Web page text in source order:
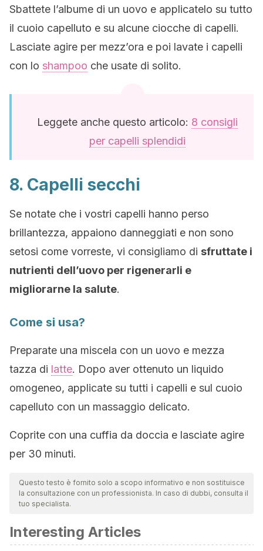
Sbattete l’albume di un uovo e applicatelo su tutto
il cuoio capelluto e su alcune ciocche di capelli.
Lasciate agire per mezz’ora e poi lavate i capelli
con lo shampoo che usate di solito.
Leggete anche questo articolo: 8 consigli
per capelli splendidi
8. Capelli secchi
Se notate che i vostri capelli hanno perso
brillantezza, appaiono danneggiati e non sono
setosi come vorreste, vi consigliamo di sfruttate i
nutrienti dell’uovo per rigenerarli e
migliorarne la salute.
Come si usa?
Preparate una miscela con un uovo e mezza
tazza di latte. Dopo aver ottenuto un liquido
omogeneo, applicate su tutti i capelli e sul cuoio
capelluto con un massaggio delicato.
Coprite con una cuffia da doccia e lasciate agire
per 30 minuti.
Questo testo è fornito solo a scopo informativo e non sostituisce
la consultazione con un professionista. In caso di dubbi, consulta il
tuo specialista.
Interesting Articles